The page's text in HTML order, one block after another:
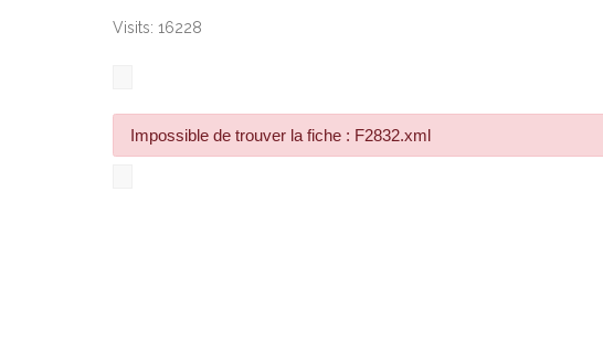
Visits: 16228
Impossible de trouver la fiche : F2832.xml